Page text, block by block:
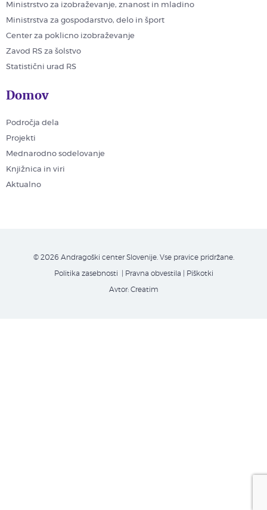
Ministrstvo za izobraževanje, znanost in mladino
Ministrstva za gospodarstvo, delo in šport
Center za poklicno izobraževanje
Zavod RS za šolstvo
Statistični urad RS
Domov
Področja dela
Projekti
Mednarodno sodelovanje
Knjižnica in viri
Aktualno
© 2026 Andragoški center Slovenije. Vse pravice pridržane.
Politika zasebnosti | Pravna obvestila Piškotki
Avtor: Creatim